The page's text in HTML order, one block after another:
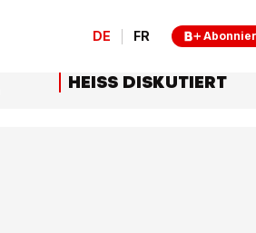
DE FR
HEISS DISKUTIERT